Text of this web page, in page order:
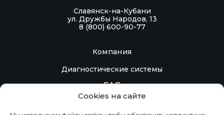
Cookies на сайте
всех видов в крытых транспортных средствах
в соответствии с правилами перевозок,
Срок годности изделия – 24 месяца.
Компания
Диагностические системы
БАД
Контакты
Славянск-на-Кубани
ул. Дружбы Народов, 13
8 (800) 600-90-77